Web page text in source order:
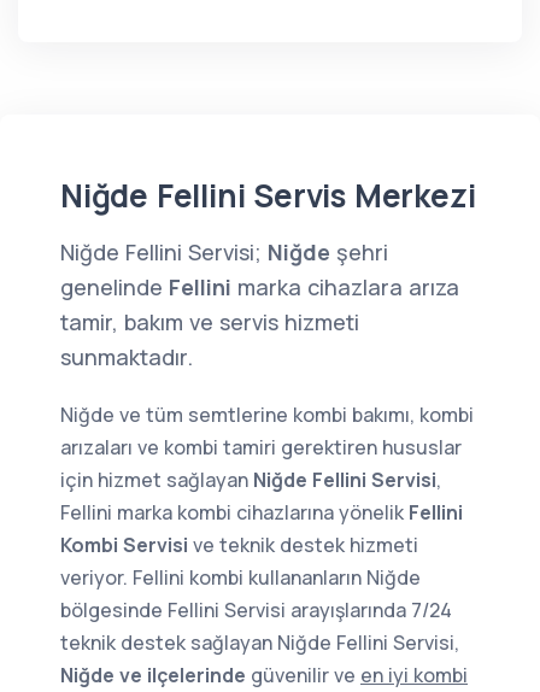
Niğde Fellini Servis Merkezi
Niğde Fellini Servisi; Niğde şehri
genelinde Fellini marka cihazlara arıza
tamir, bakım ve servis hizmeti
sunmaktadır.
Niğde ve tüm semtlerine kombi bakımı, kombi
arızaları ve kombi tamiri gerektiren hususlar
için hizmet sağlayan Niğde Fellini Servisi,
Fellini marka kombi cihazlarına yönelik Fellini
Kombi Servisi ve teknik destek hizmeti
veriyor. Fellini kombi kullananların Niğde
bölgesinde Fellini Servisi arayışlarında 7/24
teknik destek sağlayan Niğde Fellini Servisi,
Niğde ve ilçelerinde güvenilir ve en iyi kombi